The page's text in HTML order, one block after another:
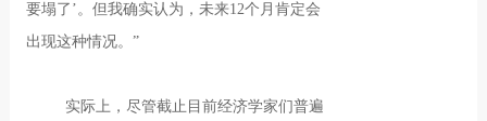
要塌了’。但我确实认为，未来12个月肯定会
出现这种情况。”
实际上，尽管截止目前经济学家们普遍